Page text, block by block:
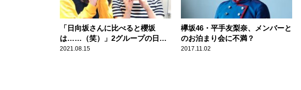
「日向坂さんに比べると櫻坂
は……（笑）」2グループの日焼
け対策の違いを櫻坂46 田村保乃
2021.08.15
欅坂46・平手友梨奈、メンバーと
のお泊まり会に不満？
2017.11.02